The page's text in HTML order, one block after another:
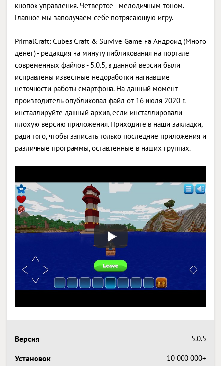
кнопок управления. Четвертое - мелодичным тоном.
Главное мы заполучаем себе потрясающую игру.
PrimalCraft: Cubes Craft & Survive Game на Андроид (Много
денег) - редакция на минуту пибликования на портале
современных файлов - 5.0.5, в данной версии были
исправлены известные недоработки нагнавшие
неточности работы смартфона. На данный момент
производитель опубликовал файл от 16 июля 2020 г. -
инсталлируйте данный архив, если инсталлировали
плохую версию приложения. Приходите в наши закладки,
ради того, чтобы записать только последние приложения и
различные программы, оставленные в наших группах.
Версия 5.0.5
Установок 10 000 000+